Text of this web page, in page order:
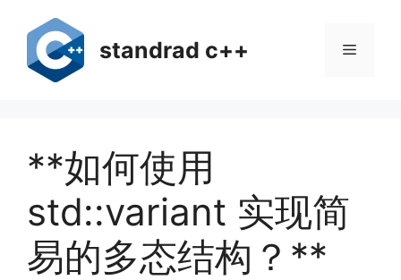
standrad c++ 菜
**如何使用
std::variant 实现简
易的多态结构？**